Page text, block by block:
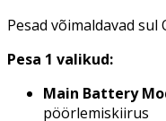
Pesad võimaldavad
Pesa 1 valikud:
Main Battery
pöörlemiskiirus